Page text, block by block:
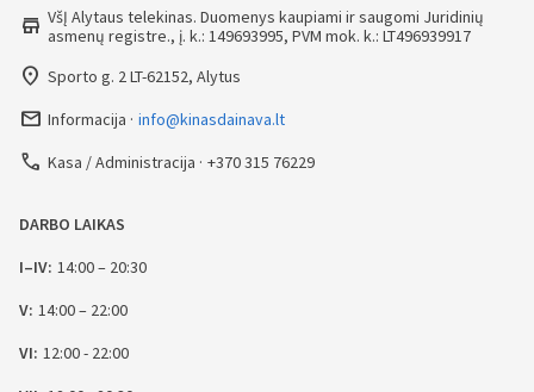
store VšĮ Alytaus telekinas. Duomenys kaupiami ir saugomi Juridinių
asmenų registre., į. k.: 149693995, PVM mok. k.: LT496939917
place Sporto g. 2 LT-62152, Alytus
mail_outline Informacija info@kinasdainava.lt
call Kasa / Administracija +370 315 76229
DARBO LAIKAS
I–IV: 14:00 – 20:30
V: 14:00 – 22:00
VI: 12:00 - 22:00